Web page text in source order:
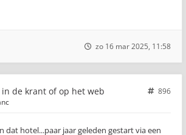
zo 16 mar 2025, 11:58
in de krant of op het web
896
dat hotel...paar jaar geleden gestart via een